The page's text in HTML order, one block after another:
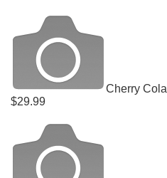
Cherry Cola
$29.99